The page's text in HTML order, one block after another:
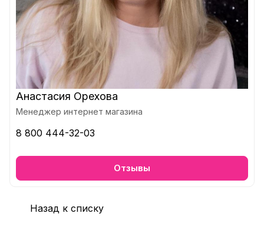
Анастасия Орехова
Менеджер интернет магазина
8 800 444-32-03
Отзывы
Назад к списку